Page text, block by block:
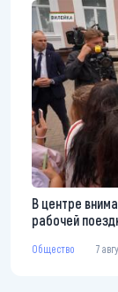
В центре
рабочей
Общество 7